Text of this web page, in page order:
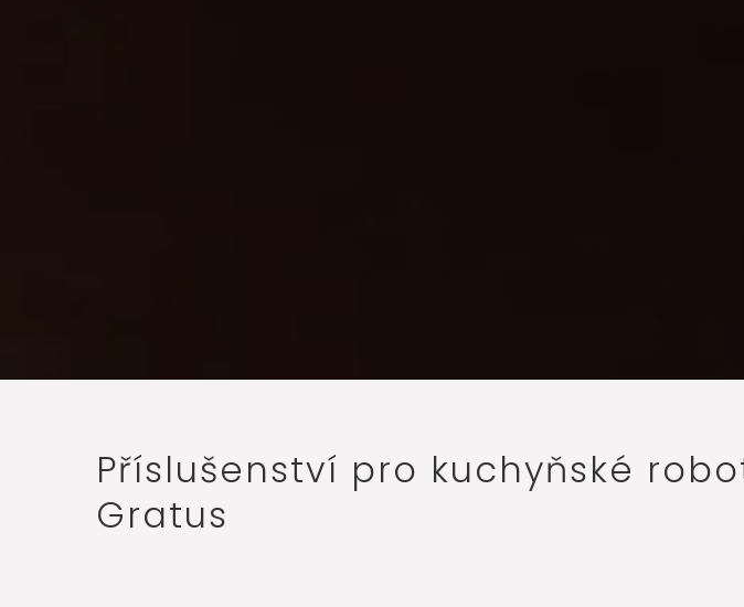
Příslušenství pro kuchyňské
Gratus